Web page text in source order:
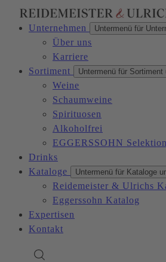
Unternehmen Untermenü für
Über uns
Karriere
Sortiment
Untermenü für Sortiment
Weine
Schaumweine
Spirituosen
Alkoholfrei
EGGERSSOHN Selektion
Drinks
Kataloge
Untermenü für Kataloge
Reidemeister & Ulrichs
Eggerssohn Katalog
Expertisen
Kontakt